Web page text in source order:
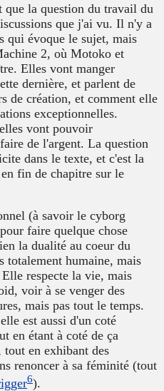
que la question du travail du
que j'ai vu. Il n'y a
qui évoque le sujet, mais
2, où Motoko et
Elles vont manger
dernière, et parlent de
de création, et comment elle
exceptionnelles.
vont pouvoir
de l'argent. La question
dans le texte, et c'est la
fin de chapitre sur le
(à savoir le cyborg
faire quelque chose
la dualité au coeur du
totalement humaine, mais
respecte la vie, mais
voir à se venger des
mais pas tout le temps.
est aussi d'un coté
en étant à coté de ça
en exhibant des
renoncer à sa féminité (tout
6).